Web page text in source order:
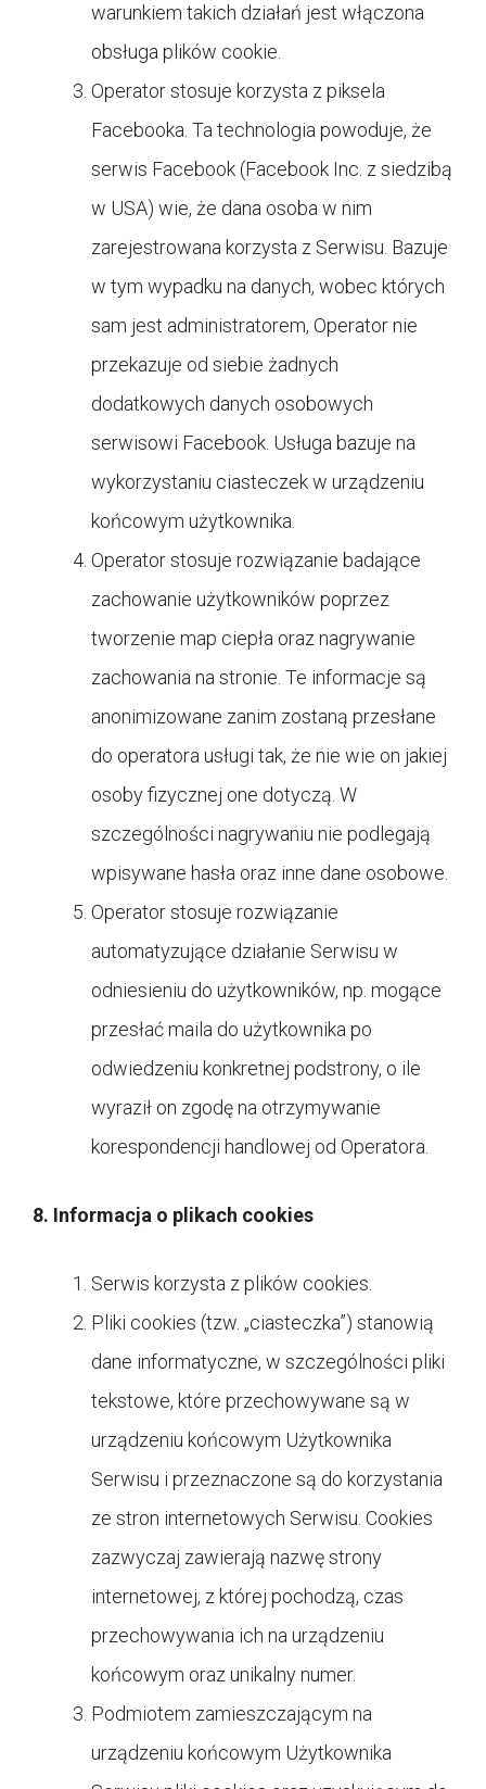
warunkiem takich działań jest włączona
obsługa plików cookie.
Operator stosuje korzysta z piksela
Facebooka. Ta technologia powoduje, że
serwis Facebook (Facebook Inc. z siedzibą
w USA) wie, że dana osoba w nim
zarejestrowana korzysta z Serwisu. Bazuje
w tym wypadku na danych, wobec których
sam jest administratorem, Operator nie
przekazuje od siebie żadnych
dodatkowych danych osobowych
serwisowi Facebook. Usługa bazuje na
wykorzystaniu ciasteczek w urządzeniu
końcowym użytkownika.
Operator stosuje rozwiązanie badające
zachowanie użytkowników poprzez
tworzenie map ciepła oraz nagrywanie
zachowania na stronie. Te informacje są
anonimizowane zanim zostaną przesłane
do operatora usługi tak, że nie wie on jakiej
osoby fizycznej one dotyczą. W
szczególności nagrywaniu nie podlegają
wpisywane hasła oraz inne dane osobowe.
Operator stosuje rozwiązanie
automatyzujące działanie Serwisu w
odniesieniu do użytkowników, np. mogące
przesłać maila do użytkownika po
odwiedzeniu konkretnej podstrony, o ile
wyraził on zgodę na otrzymywanie
korespondencji handlowej od Operatora.
8. Informacja o plikach cookies
Serwis korzysta z plików cookies.
Pliki cookies (tzw. „ciasteczka”) stanowią
dane informatyczne, w szczególności pliki
tekstowe, które przechowywane są w
urządzeniu końcowym Użytkownika
Serwisu i przeznaczone są do korzystania
ze stron internetowych Serwisu. Cookies
zazwyczaj zawierają nazwę strony
internetowej, z której pochodzą, czas
przechowywania ich na urządzeniu
końcowym oraz unikalny numer.
Podmiotem zamieszczającym na
urządzeniu końcowym Użytkownika